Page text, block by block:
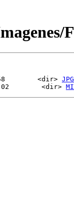
<dir> JPG
<dir>